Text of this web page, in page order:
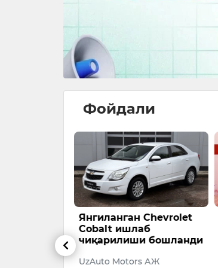
Фойдали
Янгиланган Chevrolet
Cobalt ишлаб
чиқарилиши бошланди
UzAuto Motors АЖ